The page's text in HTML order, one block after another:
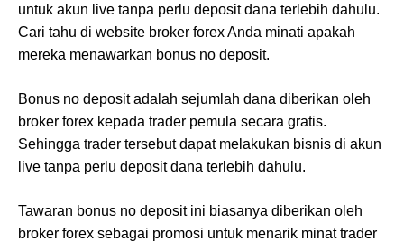
untuk akun live tanpa perlu deposit dana terlebih dahulu.
Cari tahu di website broker forex Anda minati apakah
mereka menawarkan bonus no deposit.
Bonus no deposit adalah sejumlah dana diberikan oleh
broker forex kepada trader pemula secara gratis.
Sehingga trader tersebut dapat melakukan bisnis di akun
live tanpa perlu deposit dana terlebih dahulu.
Tawaran bonus no deposit ini biasanya diberikan oleh
broker forex sebagai promosi untuk menarik minat trader